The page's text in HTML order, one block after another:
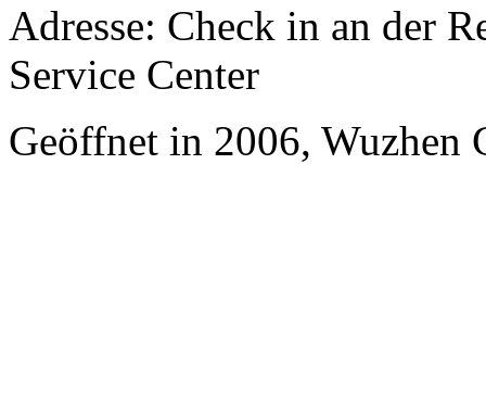
Adresse: Check in an der
Service Center
Geöffnet in 2006, Wuzhen